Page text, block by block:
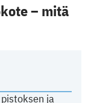
ja
– mitä